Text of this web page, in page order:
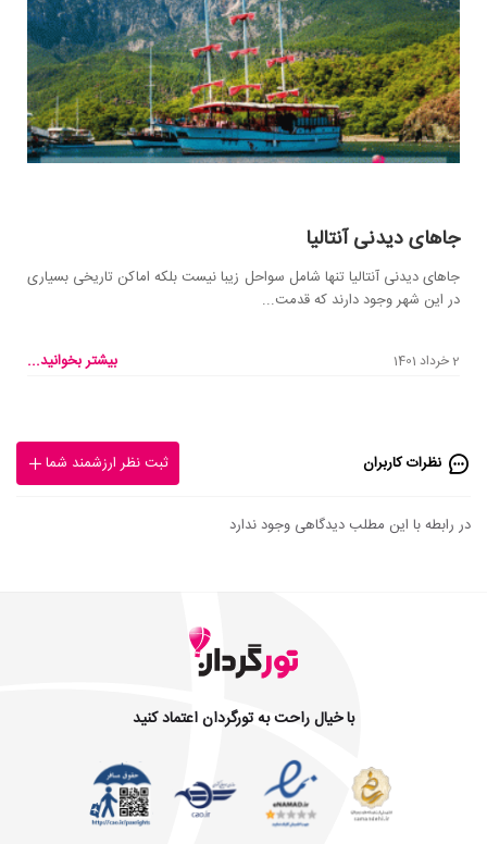
جاهای دیدنی آنتالیا
جاهای دیدنی آنتالیا تنها شامل سواحل زیبا نیست بلکه اماکن تاریخی بسیاری
در این شهر وجود دارند که قدمت...
2 خرداد 1401 بیشتر بخوانید...
نظرات کاربران ثبت نظر ارزشمند شما
در رابطه با این مطلب دیدگاهی وجود ندارد
با خیال راحت به تورگردان اعتماد کنید